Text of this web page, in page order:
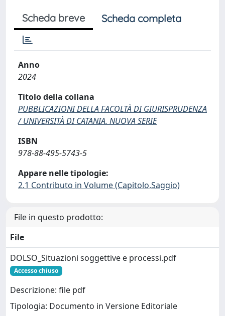
Scheda breve Scheda completa
Anno
2024
Titolo della collana
PUBBLICAZIONI DELLA FACOLTÀ DI GIURISPRUDENZA
/ UNIVERSITÀ DI CATANIA. NUOVA SERIE
ISBN
978-88-495-5743-5
Appare nelle tipologie:
2.1 Contributo in Volume (Capitolo,Saggio)
File in questo prodotto:
File
DOLSO_Situazioni soggettive e processi.pdf
Accesso chiuso
Descrizione: file pdf
Tipologia: Documento in Versione Editoriale